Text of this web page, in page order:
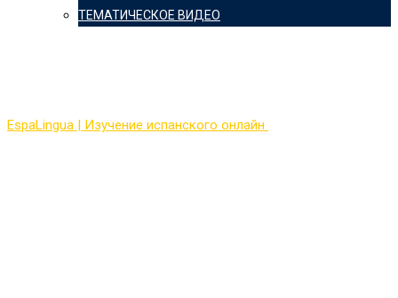
ТЕМАТИЧЕСКОЕ ВИДЕО
EspaLingua | Изучение испанского онлайн